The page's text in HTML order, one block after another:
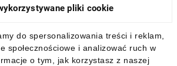
pliki cookie
do spersonalizowania treści i reklam,
społecznościowe i analizować ruch w
o tym, jak korzystasz z naszej